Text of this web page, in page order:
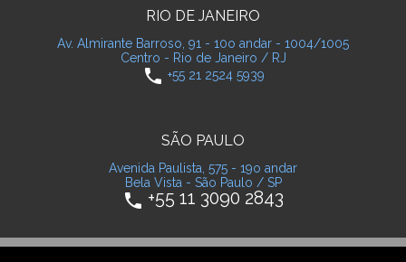
RIO DE JANEIRO
Av. Almirante Barroso, 91 - 10o andar - 1004/1005
Centro - Rio de Janeiro / RJ
phone +55 21 2524 5939
SÃO PAULO
Avenida Paulista, 575 - 19o andar
Bela Vista - São Paulo / SP
phone +55 11 3090 2843